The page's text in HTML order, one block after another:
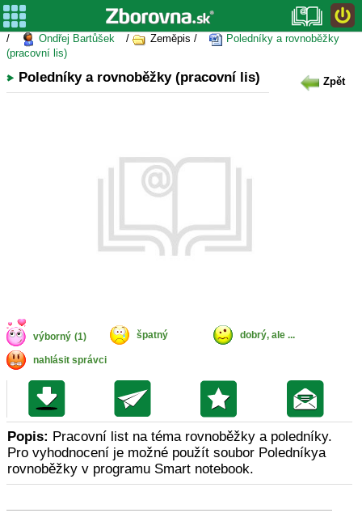
/ Ondřej Bartůšek / Zeměpis /
Poledníky a rovnoběžky
(pracovní lis)
Poledníky a rovnoběžky (pracovní lis) Zpět
výborný (1) špatný dobrý, ale ...
nahlásit správci
Popis: Pracovní list na téma rovnoběžky a poledníky.
Pro vyhodnocení je možné použít soubor Poledníkya
rovnoběžky v programu Smart notebook.